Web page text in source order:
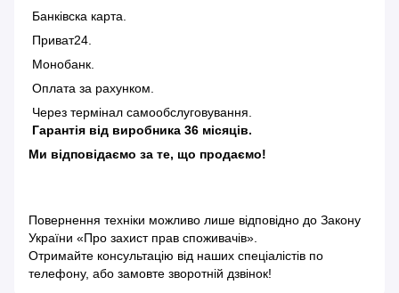
Банківска карта.
Приват24.
Монобанк.
Оплата за рахунком.
Через термінал самообслуговування.
Гарантія від виробника 36 місяців.
Ми відповідаємо за те, що продаємо!
Повернення техніки можливо лише відповідно до Закону
України «Про захист прав споживачів»
Отримайте консультацію від наших спеціалістів по
телефону, або замовте зворотній дзвінок!